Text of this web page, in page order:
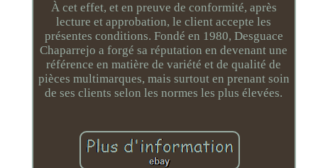
À cet effet, et en preuve de conformité, après
lecture et approbation, le client accepte les
présentes conditions. Fondé en 1980, Desguace
Chaparrejo a forgé sa réputation en devenant une
référence en matière de variété et de qualité de
pièces multimarques, mais surtout en prenant soin
de ses clients selon les normes les plus élevées.